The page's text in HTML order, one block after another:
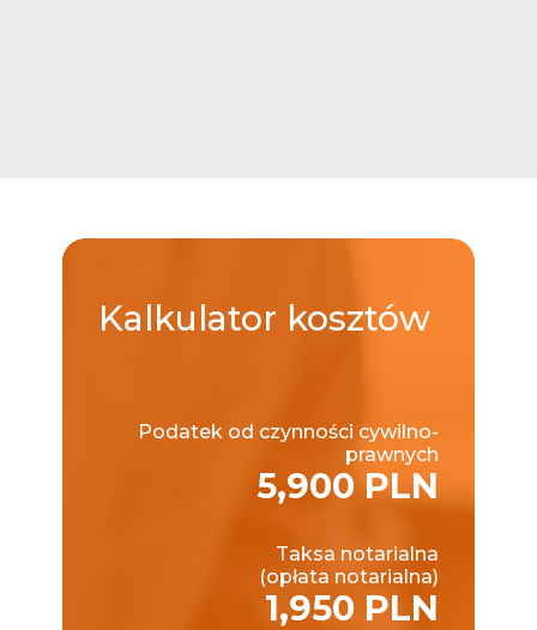
Kalkulator kosztów
Podatek od czynności cywilno-
prawnych
5,900 PLN
Taksa notarialna
(opłata notarialna)
1,950 PLN